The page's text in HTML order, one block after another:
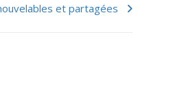
et partagées